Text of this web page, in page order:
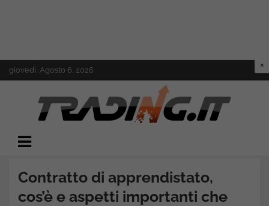
Skip
to
giovedì, Agosto 6, 2026
Trading.it
Contratto di apprendistato,
cos’è e aspetti importanti che